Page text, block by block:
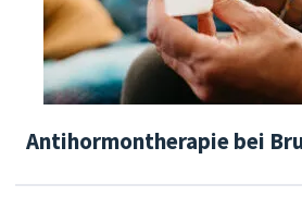
Antihormontherapie bei